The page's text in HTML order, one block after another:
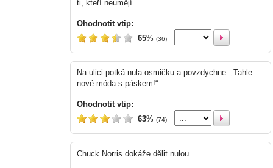
ti, kteří neumějí.
Ohodnotit vtip:
65% (36)
Na ulici potká nula osmičku a povzdychne: „Tahle
nové móda s páskem!“
Ohodnotit vtip:
63% (74)
Chuck Norris dokáže dělit nulou.